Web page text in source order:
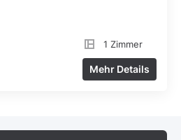
1 Zimmer
Mehr Details